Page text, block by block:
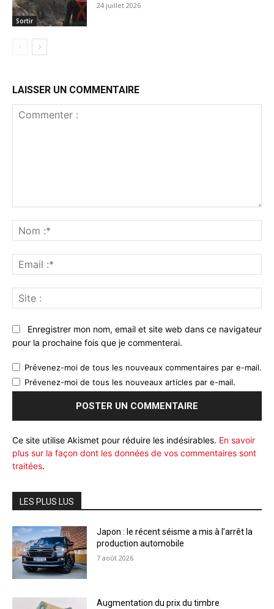
Sortir
24 juillet 2026
LAISSER UN COMMENTAIRE
:*
:*
:
Enregistrer mon nom, email et site web dans ce navigateur
pour la prochaine fois que je commenterai.
Prévenez-moi de tous les nouveaux commentaires par e-mail.
Prévenez-moi de tous les nouveaux articles par e-mail.
Ce site utilise Akismet pour réduire les indésirables. En savoir
plus sur la façon dont les données de vos commentaires sont
traitées.
LES PLUS LUS
Japon : le récent séisme a mis à l’arrêt la
production automobile
7 août 2026
Augmentation du prix du timbre